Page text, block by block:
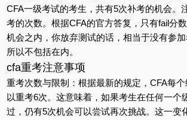
CFA一级考试的考生，共有5次补考的机会。
考的次数。根据CFA的官方答复，只有fail分
机会之内，你放弃测试的话，相当于没有参加
所以不包括在内。
cfa重考注意事项
重考次数与限制：根据最新的规定，CFA每
以重考6次。这意味着，如果考生在任何一个
过，仍有5次机会可以尝试再次挑战。这一变